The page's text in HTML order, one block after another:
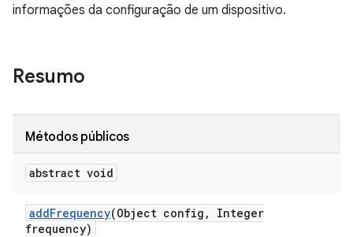
informações da configuração de um dispositivo.
Resumo
Métodos públicos
abstract void
addFrequency(Object config ,
Integer
frequency)